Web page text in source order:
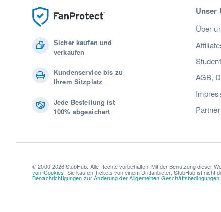
Sicher kaufen und
verkaufen
Kundenservice bis zu
Ihrem Sitzplatz
Jede Bestellung ist
100% abgesichert
Unser
Über
AGB,
Partner
© 2000-2026 StubHub. Alle Rechte vorbehalten. Mit der Benutzung dieser
von Cookies . Sie kaufen Tickets von einem Drittanbieter; StubHub ist
Benachrichtigungen zur Änderung der Allgemeinen Geschäftsbedingungen